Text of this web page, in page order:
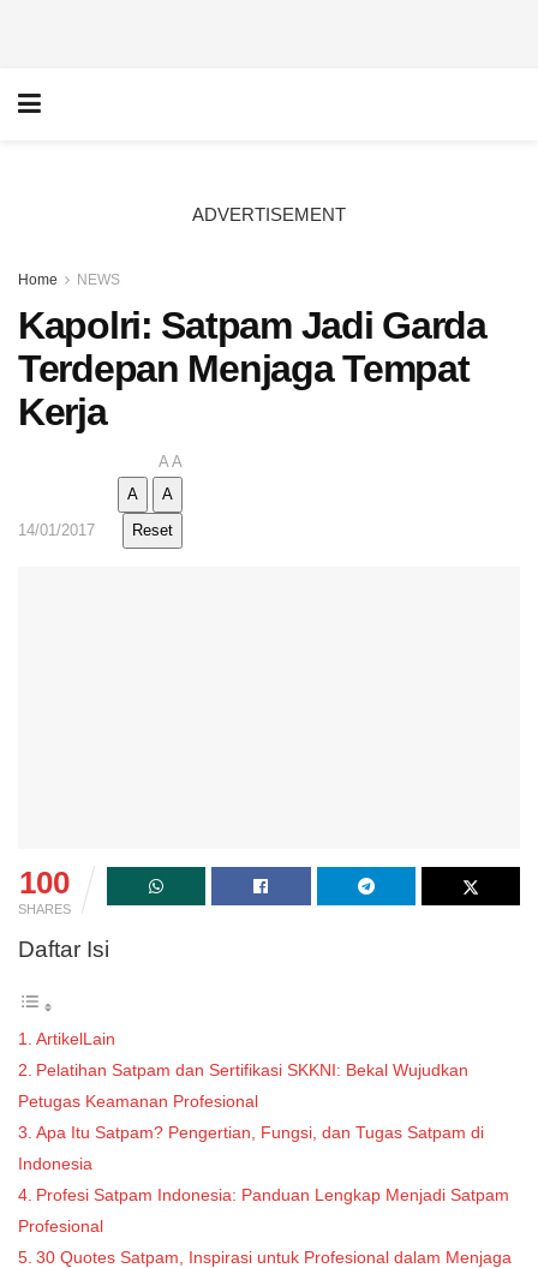
ADVERTISEMENT
Home NEWS
Kapolri: Satpam Jadi Garda
Terdepan Menjaga Tempat
Kerja
14/01/2017
A A
A
A
Reset
100
SHARES
Daftar Isi
ArtikelLain
Pelatihan Satpam dan Sertifikasi SKKNI: Bekal Wujudkan
Petugas Keamanan Profesional
Apa Itu Satpam? Pengertian, Fungsi, dan Tugas Satpam di
Indonesia
Profesi Satpam Indonesia: Panduan Lengkap Menjadi Satpam
Profesional
30 Quotes Satpam, Inspirasi untuk Profesional dalam Menjaga